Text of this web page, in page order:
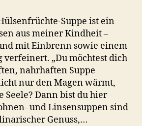
Linsensuppe
–
Kärntner
Hülsenfrüchte-
Suppe
mit
Einbrenn
und
Mostessig
Suppe ist ein
aus meiner Kindheit –
mit Einbrenn sowie einem
verfeinert. „Du möchtest dich
nahrhaften Suppe
nur den Magen wärmt,
Seele? Dann bist du hier
und Linsensuppen sind
Genuss,…